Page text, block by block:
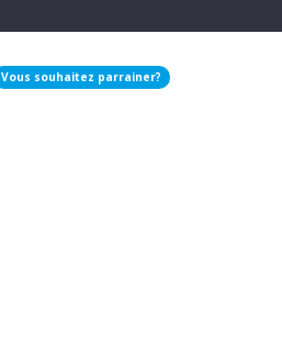
Vous souhaitez parrainer?